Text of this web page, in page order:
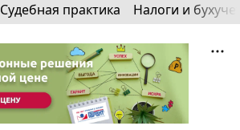
Судебная практика Налоги и